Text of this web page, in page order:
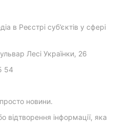
в Реєстрі суб’єктів у сфері
Лесі Українки, 26
54
новини.
відтворення інформації, яка